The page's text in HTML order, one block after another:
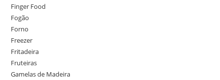
Finger Food
Fogão
Forno
Freezer
Fritadeira
Fruteiras
Gamelas de Madeira